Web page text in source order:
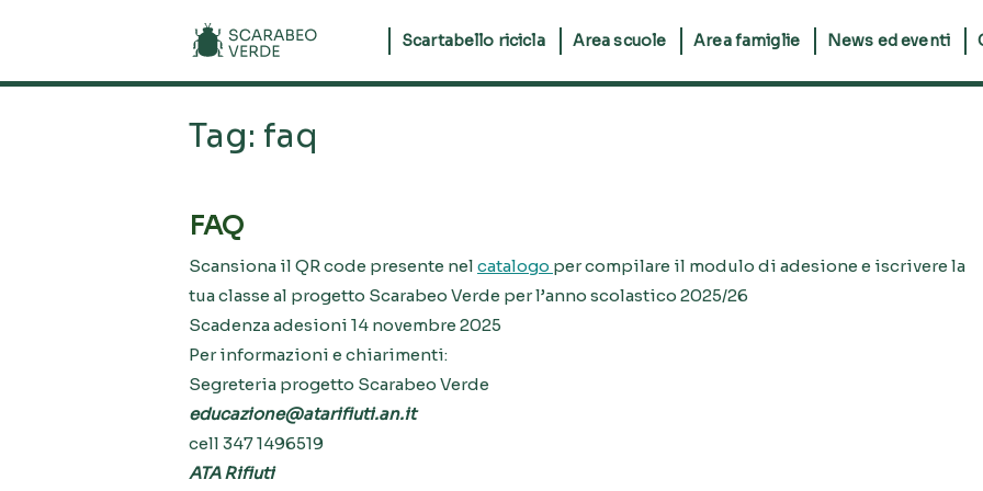
Home
Scartabello ricicla Area scuole Area famiglie News ed eventi
Tag: faq
FAQ
Scansiona il QR code presente nel catalogo per compilare il modulo di adesione e iscrivere la
tua classe al progetto Scarabeo Verde per l’anno scolastico 2025/26
Scadenza adesioni 14 novembre 2025
Per informazioni e chiarimenti:
Segreteria progetto Scarabeo Verde
educazione@atarifiuti.an.it
cell 347 1496519
ATA Rifiuti